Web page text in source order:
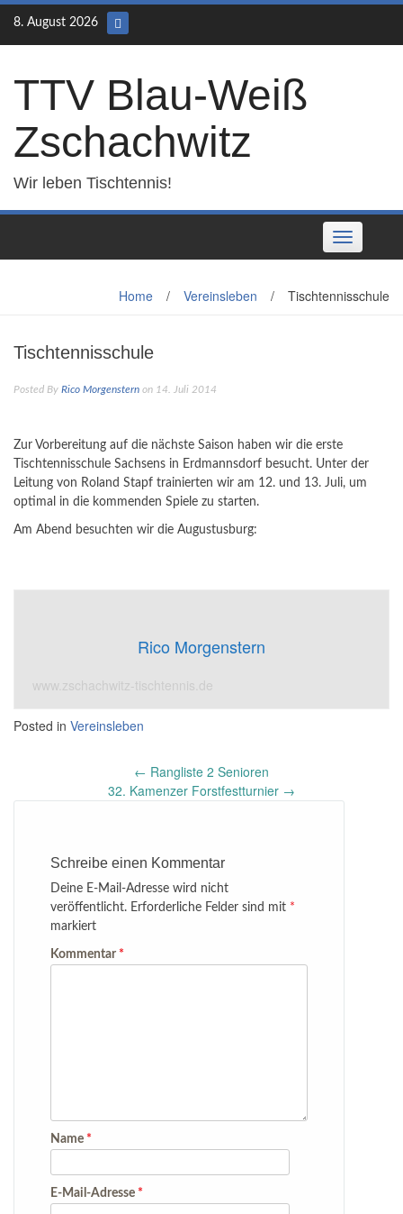
Skip
content
8. August 2026
TTV Blau-Weiß
Zschachwitz
Wir leben Tischtennis!
Toggle
navigation
Home / Vereinsleben / Tischtennisschule
Tischtennisschule
Posted By Rico Morgenstern on 14. Juli 2014
Zur Vorbereitung auf die nächste Saison haben wir die erste
Tischtennisschule Sachsens in Erdmannsdorf besucht. Unter der
Leitung von Roland Stapf trainierten wir am 12. und 13. Juli, um
optimal in die kommenden Spiele zu starten.
Am Abend besuchten wir die Augustusburg:
Rico Morgenstern
www.zschachwitz-tischtennis.de
Posted in Vereinsleben
← Rangliste 2 Senioren
32. Kamenzer Forstfestturnier →
Schreibe einen Kommentar
Deine E-Mail-Adresse wird nicht
veröffentlicht. Erforderliche Felder sind mit *
markiert
Kommentar *
Name *
E-Mail-Adresse *